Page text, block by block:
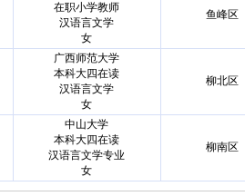
在职小学教师
汉语言文学
女
鱼峰区
广西师范大学
本科大四在读
汉语言文学
女
柳北区
中山大学
本科大四在读
汉语言文学专业
女
柳南区